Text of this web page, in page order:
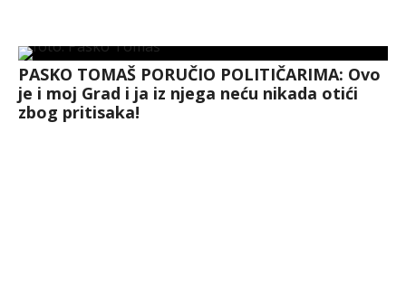
PASKO TOMAŠ PORUČIO POLITIČARIMA: Ovo
je i moj Grad i ja iz njega neću nikada otići
zbog pritisaka!